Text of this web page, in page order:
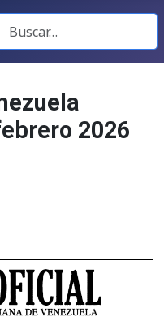
Gacetas
2026